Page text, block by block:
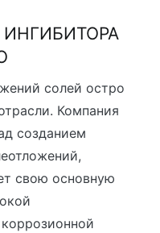
ИНГИБИТОРА
солей остро
Компания
созданием
свою основную